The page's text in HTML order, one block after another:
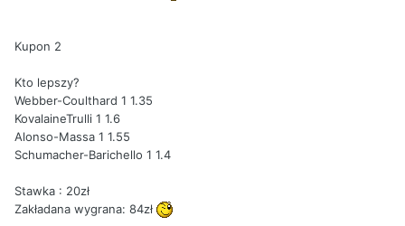
Kupon 2
Kto lepszy?
Webber-Coulthard 1 1.35
KovalaineTrulli 1 1.6
Alonso-Massa 1 1.55
Schumacher-Barichello 1 1.4
Stawka : 20zł
Zakładana wygrana: 84zł